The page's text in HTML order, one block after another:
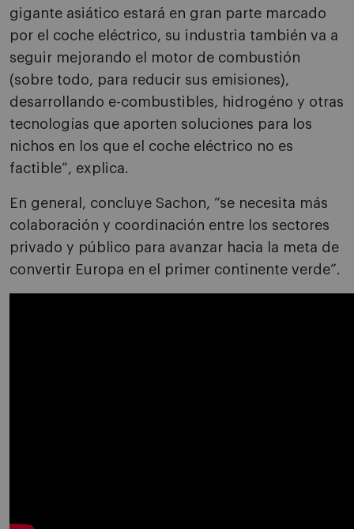
gigante asiático estará en gran parte marcado
por el coche eléctrico, su industria también va a
seguir mejorando el motor de combustión
(sobre todo, para reducir sus emisiones),
desarrollando e-combustibles, hidrogéno y otras
tecnologías que aporten soluciones para los
nichos en los que el coche eléctrico no es
factible”, explica.
En general, concluye Sachon, “se necesita más
colaboración y coordinación entre los sectores
privado y público para avanzar hacia la meta de
convertir Europa en el primer continente verde”.